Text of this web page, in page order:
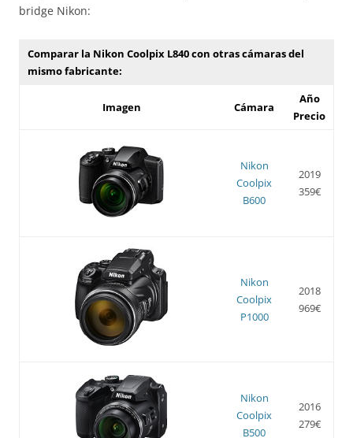
bridge Nikon:
Comparar la Nikon Coolpix L840 con otras cámaras del
mismo fabricante:
Imagen Cámara
Año
Precio
Nikon
Coolpix
B600
2019
359€
Nikon
Coolpix
P1000
2018
969€
Nikon
Coolpix
B500
2016
279€